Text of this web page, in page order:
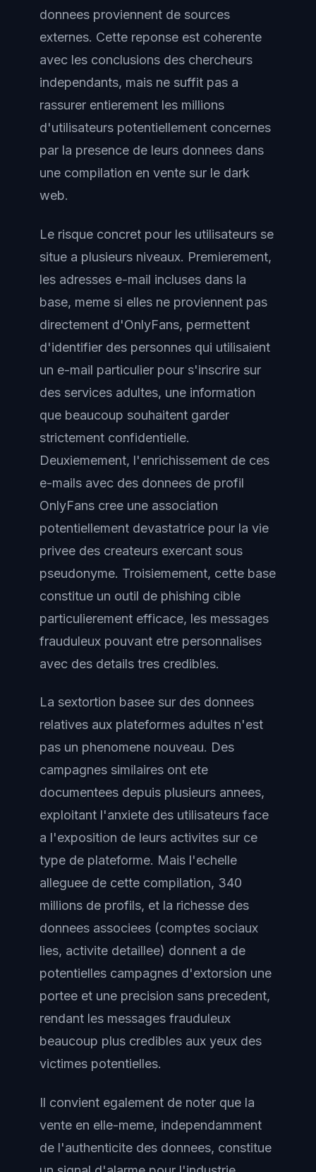
donnees proviennent de sources
externes. Cette reponse est coherente
avec les conclusions des chercheurs
independants, mais ne suffit pas a
rassurer entierement les millions
d'utilisateurs potentiellement concernes
par la presence de leurs donnees dans
une compilation en vente sur le dark
web.
Le risque concret pour les utilisateurs se
situe a plusieurs niveaux. Premierement,
les adresses e-mail incluses dans la
base, meme si elles ne proviennent pas
directement d'OnlyFans, permettent
d'identifier des personnes qui utilisaient
un e-mail particulier pour s'inscrire sur
des services adultes, une information
que beaucoup souhaitent garder
strictement confidentielle.
Deuxiemement, l'enrichissement de ces
e-mails avec des donnees de profil
OnlyFans cree une association
potentiellement devastatrice pour la vie
privee des createurs exercant sous
pseudonyme. Troisiemement, cette base
constitue un outil de phishing cible
particulierement efficace, les messages
frauduleux pouvant etre personnalises
avec des details tres credibles.
La sextortion basee sur des donnees
relatives aux plateformes adultes n'est
pas un phenomene nouveau. Des
campagnes similaires ont ete
documentees depuis plusieurs annees,
exploitant l'anxiete des utilisateurs face
a l'exposition de leurs activites sur ce
type de plateforme. Mais l'echelle
alleguee de cette compilation, 340
millions de profils, et la richesse des
donnees associees (comptes sociaux
lies, activite detaillee) donnent a de
potentielles campagnes d'extorsion une
portee et une precision sans precedent,
rendant les messages frauduleux
beaucoup plus credibles aux yeux des
victimes potentielles.
Il convient egalement de noter que la
vente en elle-meme, independamment
de l'authenticite des donnees, constitue